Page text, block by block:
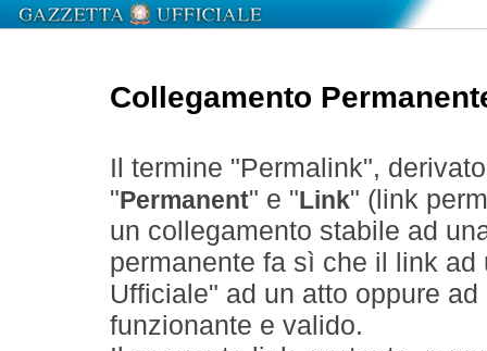
Collegamento
Il termine "Permalink",
" Permanent" e " Link" (link
un collegamento stabile ad
permanente fa sì che il link
Ufficiale" ad un atto oppure
funzionante e valido.